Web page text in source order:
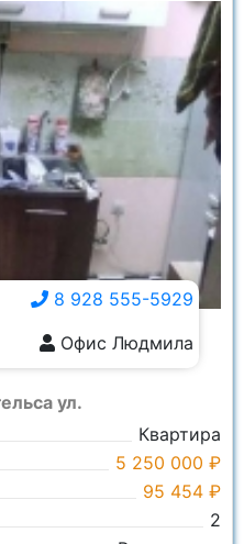
ул.
Квартира
5 250 000 ₽
95 454 ₽
2
8 928 555-5929
Офис Людмила